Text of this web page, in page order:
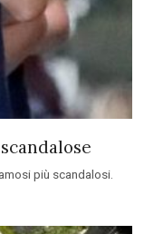
più scandalosi.